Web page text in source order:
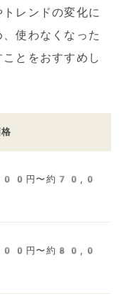
レンドの変化に
使わなくなった
とをおすすめし
円〜約70,0
円〜約80,0